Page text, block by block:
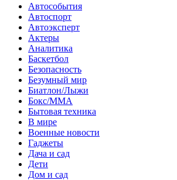
Автособытия
Автоспорт
Автоэксперт
Актеры
Аналитика
Баскетбол
Безопасность
Безумный мир
Биатлон/Лыжи
Бокс/MMA
Бытовая техника
В мире
Военные новости
Гаджеты
Дача и сад
Дети
Дом и сад